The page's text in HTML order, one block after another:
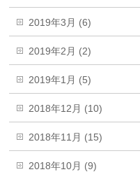
2019年3月 (6)
2019年2月 (2)
2019年1月 (5)
2018年12月 (10)
2018年11月 (15)
2018年10月 (9)